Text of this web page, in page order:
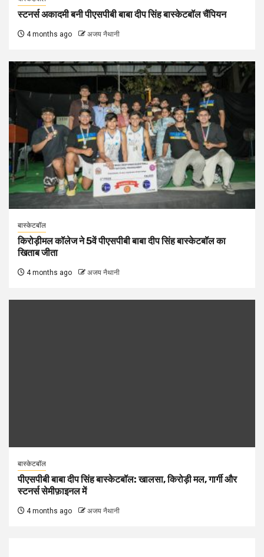
स्टनर्स अकादमी बनी पीएसपीबी बाबा दीप सिंह बास्केटबॉल चैंपियन
4 months ago अजय नैथानी
बास्केटबॉल
किरोड़ीमल कॉलेज ने 5वें पीएसपीबी बाबा दीप सिंह बास्केटबॉल का
खिताब जीता
4 months ago अजय नैथानी
बास्केटबॉल
पीएसपीबी बाबा दीप सिंह बास्केटबॉल: खालसा, किरोड़ी मल, गार्गी और
स्टनर्स सेमीफ़ाइनल में
4 months ago अजय नैथानी